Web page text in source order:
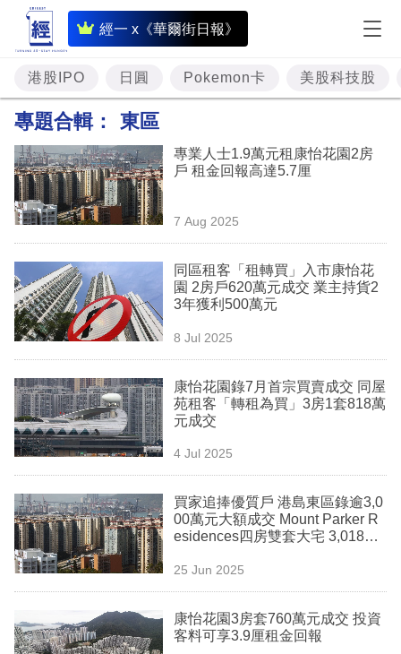
經一 x《華爾街日報》
即
時
財
經
題
投
資
樓
市
理
商
業
科
技
職
場
生
時
港股IPO 日圓 Pokemon卡 美股科技股
專題合輯： 東區
專業人士1.9萬元租康怡花園2房
戶 租金回報高達5.7厘
7 Aug 2025
同區租客「租轉買」入市康怡花
園 2房戶620萬元成交 業主持貨2
3年獲利500萬元
8 Jul 2025
康怡花園錄7月首宗買賣成交 同屋
苑租客「轉租為買」3房1套818萬
元成交
4 Jul 2025
買家追捧優質戶 港島東區錄逾3,0
00萬元大額成交 Mount Parker R
esidences四房雙套大宅 3,018萬
25 Jun 2025
康怡花園3房套760萬元成交 投資
客料可享3.9厘租金回報